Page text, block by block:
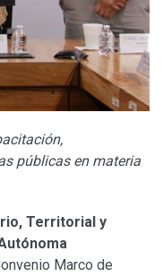
públicas en materia
Territorial y
Marco de